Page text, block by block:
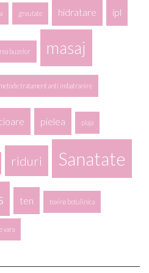
greutate hidratare ipl
buzelor masaj
metode tratament anti imbatranire
pielea plaja
riduri Sanatate
ten toxina botulinica
vara